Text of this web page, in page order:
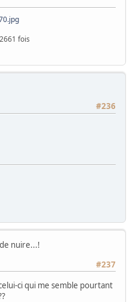
fois
#236
nuire...!
#237
ci qui me semble pourtant